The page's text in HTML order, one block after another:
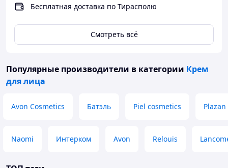
Бесплатная доставка по Тирасполю
Смотреть всё
Популярные производители в категории Крем
для лица
Avon Cosmetics Батэль Piel cosmetics Plazan
Naomi Интерком Avon Relouis